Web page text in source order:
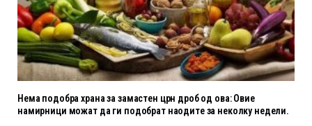
Нема подобра храна за замастен црн дроб од ова: Овие
намирници можат да ги подобрат наодите за неколку недели.